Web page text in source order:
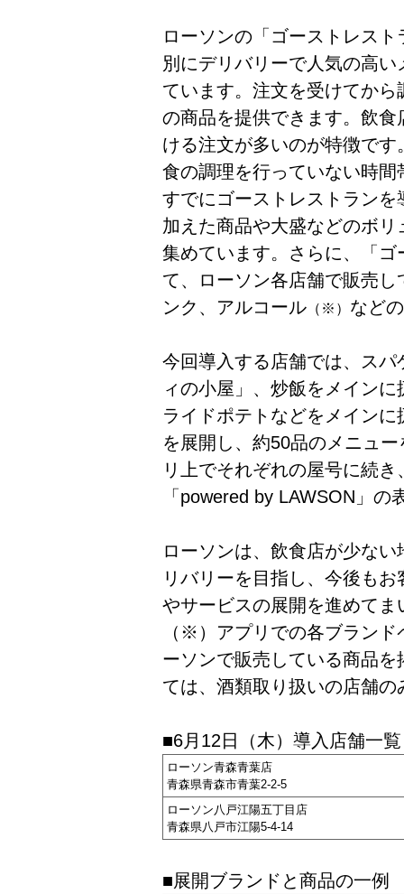
ローソンの「ゴーストレス
別にデリバリーで人気の高
ています。注文を受けてか
の商品を提供できます。飲
ける注文が多いのが特徴で
食の調理を行っていない時
すでにゴーストレストラン
加えた商品や大盛などのボ
集めています。さらに、「
て、ローソン各店舗で販売
ンク、アルコール （※） など
今回導入する店舗では、ス
ィの小屋」、炒飯をメイン
ライドポテトなどをメイン
を展開し、約50品のメニュ
リ上でそれぞれの屋号に続
「powered by LAWSON」
ローソンは、飲食店が少な
リバリーを目指し、今後も
やサービスの展開を進めてま
（※）アプリでの各ブラン
ーソンで販売している商品
ては、酒類取り扱いの店舗
■6月12日（木）導入店舗一覧
ローソン青森青葉店
青森県青森市青葉2-2-5
ローソン八戸江陽五丁目店
青森県八戸市江陽5-4-14
■展開ブランドと商品の一例